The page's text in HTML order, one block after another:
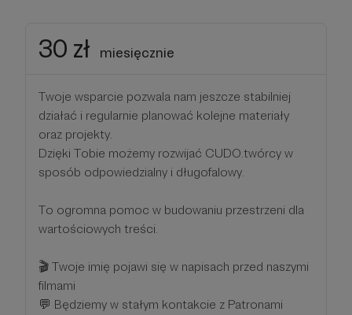
30 zł miesięcznie
Twoje wsparcie pozwala nam jeszcze stabilniej
działać i regularnie planować kolejne materiały
oraz projekty.
Dzięki Tobie możemy rozwijać CUDO.twórcy w
sposób odpowiedzialny i długofalowy.
To ogromna pomoc w budowaniu przestrzeni dla
wartościowych treści.
🎬 Twoje imię pojawi się w napisach przed naszymi
filmami
💬 Będziemy w stałym kontakcie z Patronami